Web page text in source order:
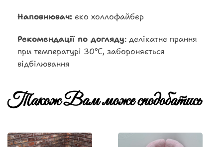
Наповнювач: еко холлофайбер
Рекомендації по догляду: делікатне прання
при температурі 30℃, забороняється
відбілювання
Також Вам може сподобатись